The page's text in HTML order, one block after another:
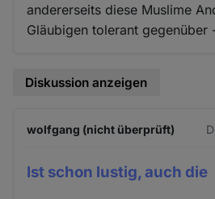
andererseits diese Muslime
Gläubigen tolerant gegenüber
Diskussion anzeigen
wolfgang (nicht überprüft)
Ist schon lustig, auch die